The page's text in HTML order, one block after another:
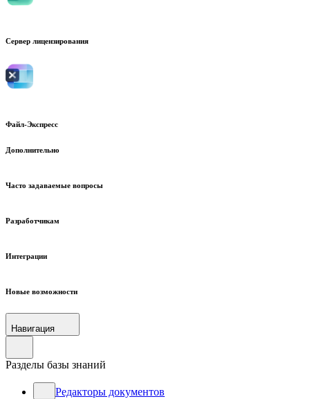
Сервер лицензирования
Файл-Экспресс
Дополнительно
Часто задаваемые вопросы
Разработчикам
Интеграции
Новые возможности
Навигация
Разделы базы знаний
Редакторы документов